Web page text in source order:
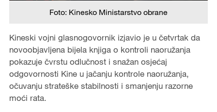
Foto: Kinesko Ministarstvo obrane
Kineski vojni glasnogovornik izjavio je u četvrtak da
novoobjavljena bijela knjiga o kontroli naoružanja
pokazuje čvrstu odlučnost i snažan osjećaj
odgovornosti Kine u jačanju kontrole naoružanja,
očuvanju strateške stabilnosti i smanjenju razorne
moći rata.